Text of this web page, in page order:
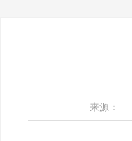
来源：